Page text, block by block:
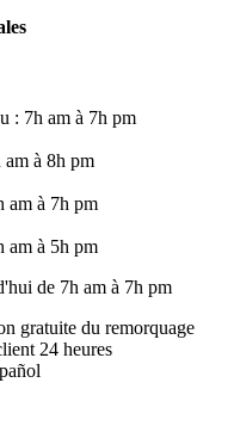
: 7h am à 7h pm
am à 8h pm
am à 7h pm
am à 5h pm
de 7h am à 7h pm
gratuite du remorquage
24 heures